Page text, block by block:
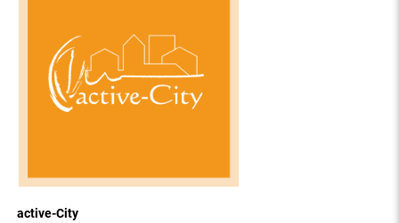
active-City